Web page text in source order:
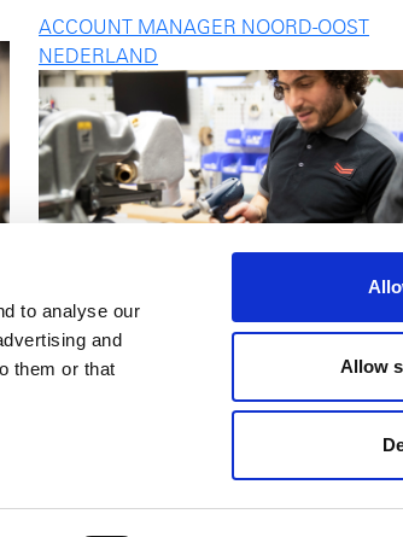
to analyse our
and
them or that
Allow
ACCOUNT MANAGER NOORD-OOST
NEDERLAND